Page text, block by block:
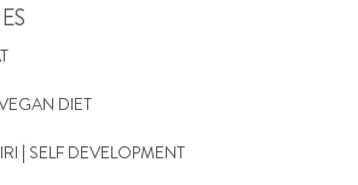
DIET
| SELF DEVELOPMENT